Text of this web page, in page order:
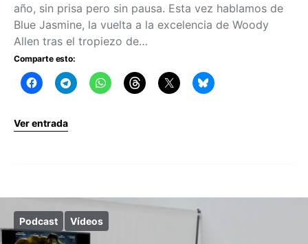
año, sin prisa pero sin pausa. Esta vez hablamos de
Blue Jasmine, la vuelta a la excelencia de Woody
Allen tras el tropiezo de…
Comparte esto:
Ver entrada
Podcast Vídeos